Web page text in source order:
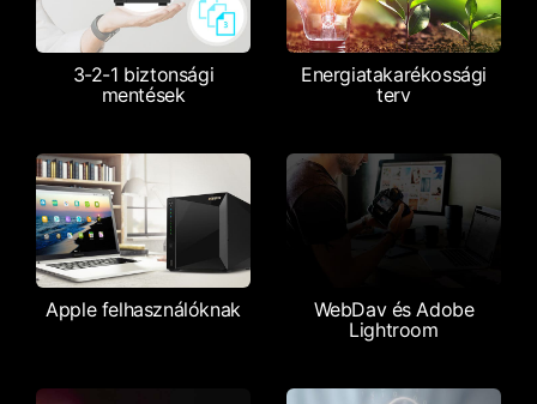
3-2-1 biztonsági
mentések
Energiatakarékossági
terv
Apple felhasználóknak
WebDav és Adobe
Lightroom